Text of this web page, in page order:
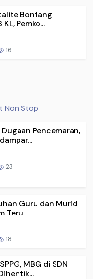
Bontang
KL, Pemko...
16
Non Stop
Pencemaran,
23
Guru dan Murid
Teru...
18
MBG di SDN